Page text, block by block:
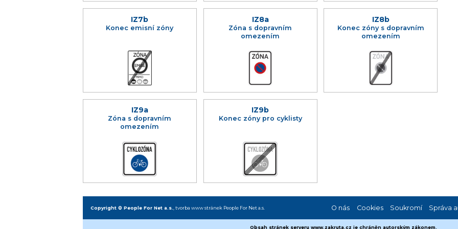
IZ7b
Konec emisní zóny
IZ8a
Zóna s dopravním
omezením
IZ8b
Konec zóny s dopravním
omezením
IZ9a
Zóna s dopravním
omezením
IZ9b
Konec zóny pro cyklisty
Copyright © People For Net a.s. tvorba www stránek People For Net a.s. O nás Cookies Soukromí Správa
Obsah stránek serveru www.zakruta.cz je chráněn autorským zákonem.